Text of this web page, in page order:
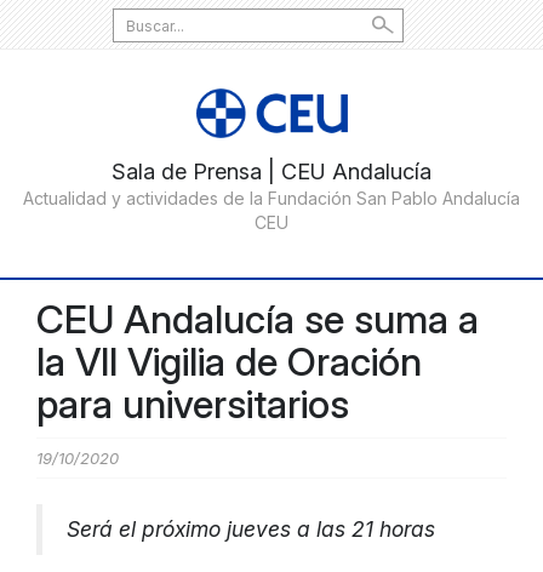
Search
for:
CEU Andalucía se suma a
la VII Vigilia de Oración
para universitarios
19/10/2020
Será el próximo jueves a las 21 horas